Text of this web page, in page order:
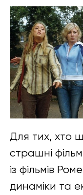
Для тих, хто
страшні
із фільмів
динаміки та